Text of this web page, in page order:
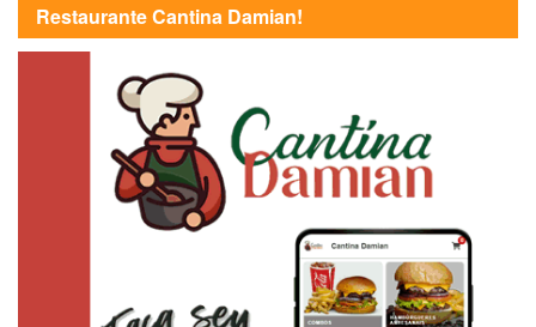
Restaurante Cantina Damian!